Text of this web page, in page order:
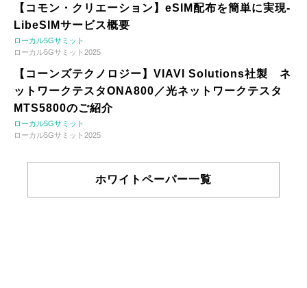
【コモン・クリエーション】eSIM配布を簡単に実現-
LibeSIMサービス概要
ローカル5Gサミット
ローカル5Gサミット2025
【コーンズテクノロジー】VIAVI Solutions社製 ネ
ットワークテスタONA800／光ネットワークテスタ
MTS5800のご紹介
ローカル5Gサミット
ローカル5Gサミット2025
ホワイトペーパー一覧